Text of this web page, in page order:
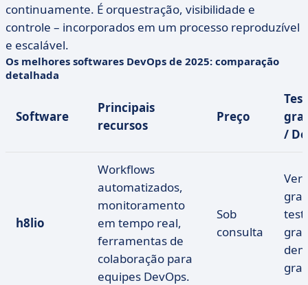
continuamente. É orquestração, visibilidade e
controle – incorporados em um processo reproduzível
e escalável.
Os melhores softwares DevOps de 2025: comparação
detalhada
Software
Principais
recursos
Preço
/
h8lio
Workflows
automatizados,
monitoramento
em tempo real,
ferramentas de
colaboração para
equipes DevOps.
Sob
consulta